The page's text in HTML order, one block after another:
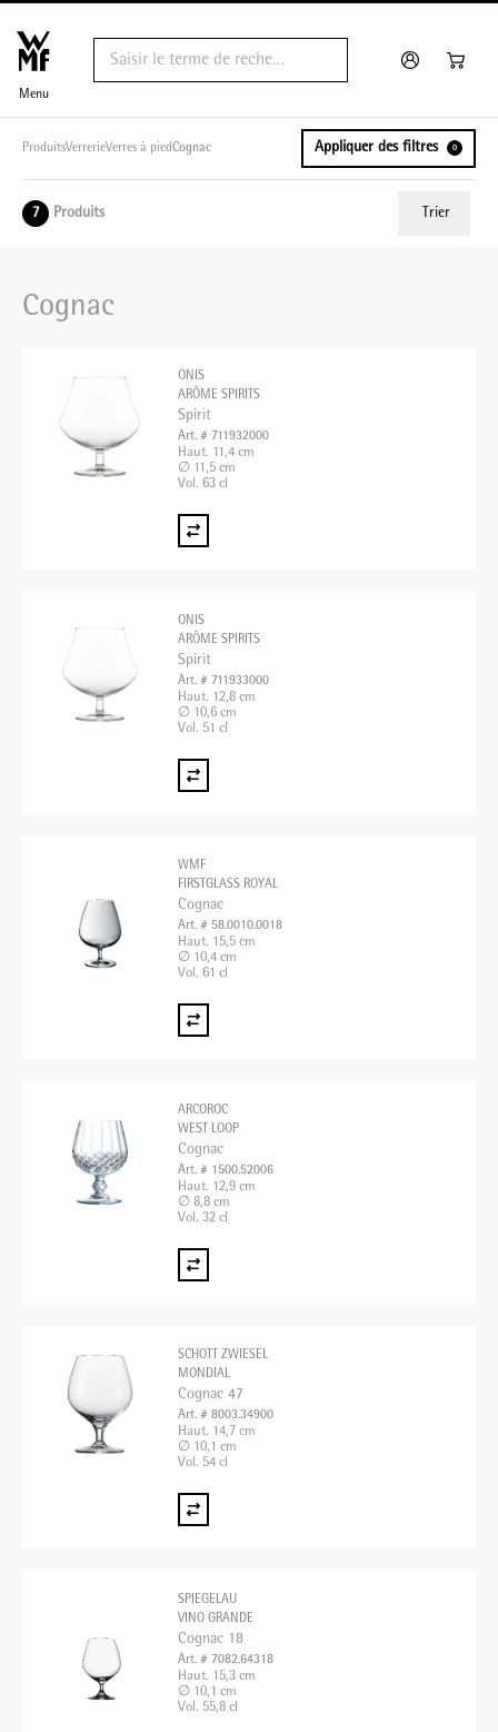
Menu
ProduitsVerrerieVerres à piedCognac Appliquer des filtres 0
7 Produits Trier
Cognac
ONIS
ARÔME SPIRITS
Spirit
Art. # 711932000
Haut. 11,4 cm
∅ 11,5 cm
Vol. 63 cl
ONIS
ARÔME SPIRITS
Spirit
Art. # 711933000
Haut. 12,8 cm
∅ 10,6 cm
Vol. 51 cl
WMF
FIRSTGLASS ROYAL
Cognac
Art. # 58.0010.0018
Haut. 15,5 cm
∅ 10,4 cm
Vol. 61 cl
ARCOROC
WEST LOOP
Cognac
Art. # 1500.52006
Haut. 12,9 cm
∅ 8,8 cm
Vol. 32 cl
SCHOTT ZWIESEL
MONDIAL
Cognac 47
Art. # 8003.34900
Haut. 14,7 cm
∅ 10,1 cm
Vol. 54 cl
SPIEGELAU
VINO GRANDE
Cognac 18
Art. # 7082.64318
Haut. 15,3 cm
∅ 10,1 cm
Vol. 55,8 cl